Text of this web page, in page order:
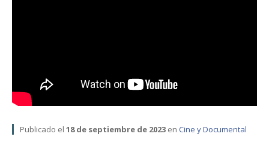
Publicado el 18 de septiembre de 2023 en Cine y Documental